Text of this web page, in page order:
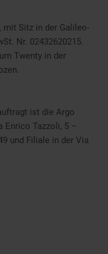
Sitz in der Galileo-
Nr. 02432620215.
Twenty in der
ist die Argo
Enrico Tazzoli, 5 –
und Filiale in der Via